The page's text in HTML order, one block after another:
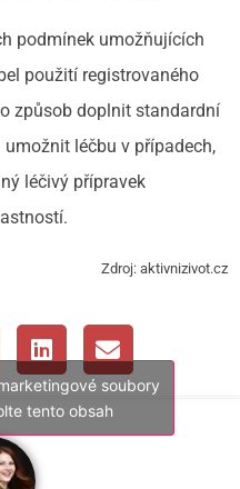
podmínek umožňujících
použití registrovaného
způsob doplnit standardní
léčbu v případech,
léčivý přípravek
Zdroj: aktivnizivot.cz
soubory
tento obsah